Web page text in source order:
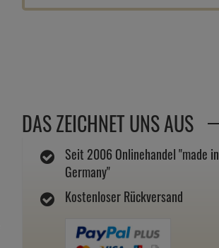
DAS ZEICHNET UNS AUS
Seit 2006 Onlinehandel "made in
Germany"
Kostenloser Rückversand